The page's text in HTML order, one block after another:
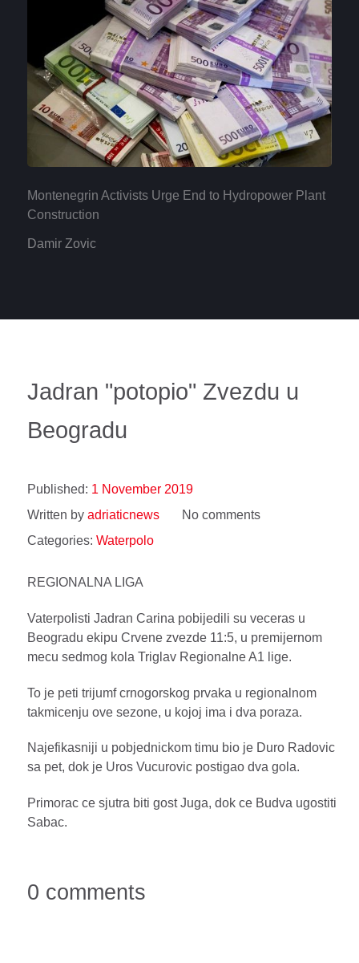
Montenegrin Activists Urge End to Hydropower Plant
Construction
Damir Zovic
Jadran "potopio" Zvezdu u
Beogradu
Published: 1 November 2019
Written by adriaticnews
No comments
Categories: Waterpolo
REGIONALNA LIGA
Vaterpolisti Jadran Carina pobijedili su veceras u
Beogradu ekipu Crvene zvezde 11:5, u premijernom
mecu sedmog kola Triglav Regionalne A1 lige.
To je peti trijumf crnogorskog prvaka u regionalnom
takmicenju ove sezone, u kojoj ima i dva poraza.
Najefikasniji u pobjednickom timu bio je Duro Radovic
sa pet, dok je Uros Vucurovic postigao dva gola.
Primorac ce sjutra biti gost Juga, dok ce Budva ugostiti
Sabac.
0 comments